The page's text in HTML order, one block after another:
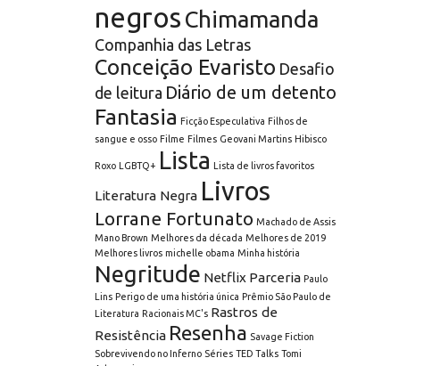
negros Chimamanda
Companhia das Letras
Conceição Evaristo Desafio
de leitura Diário de um detento
Fantasia Ficção Especulativa Filhos de
sangue e osso Filme Filmes Geovani Martins Hibisco
Roxo LGBTQ+ Lista Lista de livros favoritos
Literatura Negra Livros
Lorrane Fortunato Machado de Assis
Mano Brown Melhores da década Melhores de 2019
Melhores livros michelle obama Minha história
Negritude Netflix Parceria Paulo
Lins Perigo de uma história única Prêmio São Paulo de
Literatura Racionais MC's Rastros de
Resistência Resenha Savage Fiction
Sobrevivendo no Inferno Séries TED Talks Tomi